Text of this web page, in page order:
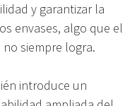
y garantizar la
envases, algo que el
siempre logra.
introduce un